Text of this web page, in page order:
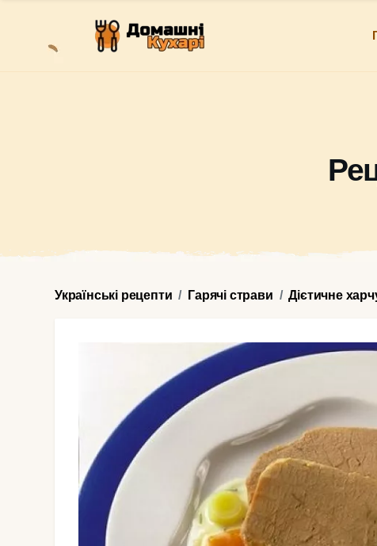
Українські рецепти Гарячі страви Дієтичне